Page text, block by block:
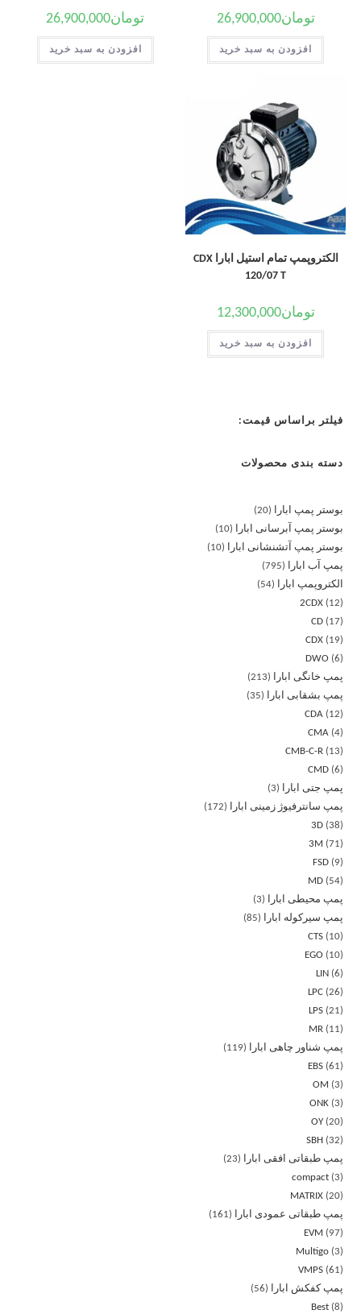
تومان26,900,000
افزودن به سبد خرید
تومان26,900,000
افزودن به سبد خرید
الکتروپمپ تمام استیل ابارا CDX
120/07 T
تومان12,300,000
افزودن به سبد خرید
فیلتر براساس قیمت:
دسته بندی محصولات
بوستر پمپ ابارا
20
بوستر پمپ آبرسانی ابارا
10
بوستر پمپ آتشنشانی ابارا
10
پمپ آب ابارا
795
الکتروپمپ ابارا
54
2CDX
12
CD
17
CDX
19
DWO
6
پمپ خانگی ابارا
213
پمپ بشقابی ابارا
35
CDA
12
CMA 4
CMB-C-R
13
CMD 6
پمپ جتی ابارا
3
پمپ سانترفیوژ زمینی ابارا
172
3D 38
3M
71
FSD
9
MD
54
پمپ محیطی ابارا
3
پمپ سیرکوله ابارا
85
CTS
10
EGO
10
LIN
6
LPC 26
LPS 21
MR
11
پمپ شناور چاهی ابارا
119
EBS 61
OM
3
ONK 3
OY 20
SBH
32
پمپ طبقاتی افقی ابارا
23
compact 3
MATRIX 20
پمپ طبقاتی عمودی ابارا
161
EVM
97
Multigo 3
VMPS 61
پمپ کفکش ابارا
56
Best 8